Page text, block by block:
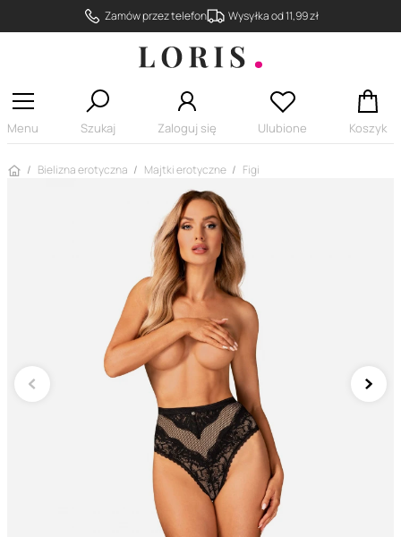
Zamów przez telefon Wysyłka od 11,99 zł
Menu Szukaj Zaloguj się Ulubione Koszyk
Strona główna
Bielizna erotyczna Majtki erotyczne Figi